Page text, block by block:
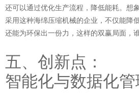
还可以通过优化生产流程，降低能耗。想
采用这种海绵压缩机械的企业，不仅能降
还能为环保出一份力，这样的双赢局面，
五、创新点：
智能化与数据化管